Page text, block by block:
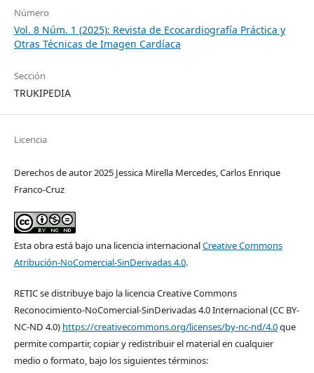
Número
Vol. 8 Núm. 1 (2025): Revista de Ecocardiografía Práctica y
Otras Técnicas de Imagen Cardíaca
Sección
TRUKIPEDIA
Licencia
Derechos de autor 2025 Jessica Mirella Mercedes, Carlos Enrique
Franco-Cruz
Esta obra está bajo una licencia internacionalCreative Commons
Atribución-NoComercial-SinDerivadas 4.0.
RETIC se distribuye bajo la licencia Creative Commons
Reconocimiento-NoComercial-SinDerivadas 4.0 Internacional (CC BY-
NC-ND 4.0) https://creativecommons.org/licenses/by-nc-nd/4.0que
permite compartir, copiar y redistribuir el material en cualquier
medio o formato, bajo los siguientes términos: